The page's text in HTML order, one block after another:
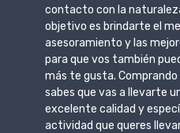
contacto con la
objetivo es brindarte el
asesoramiento y las
para que vos también
más te gusta.
sabes que vas a llevarte
excelente calidad y
actividad que queres